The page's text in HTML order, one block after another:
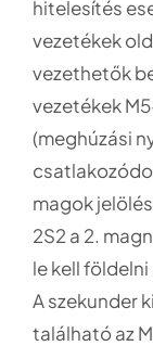
hitelesítés
vezetékek
vezethetők
vezetékek
(meghúzási
magok
2S2 a 2.
le kell
A szekunder
található az